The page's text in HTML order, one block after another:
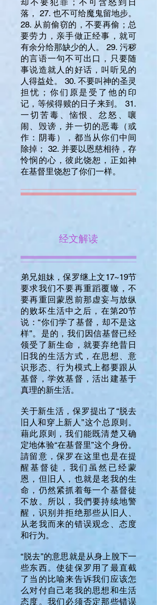
却不要犯罪；不可含怒到日
落， 27. 也不可给魔鬼留地步。
28. 从前偷窃的，不要再偷；总
要劳力，亲手做正经事，就可
有余分给那缺少的人。 29. 污秽
的言语一句不可出口，只要随
事说造就人的好话，叫听见的
人得益处。 30. 不要叫神的圣灵
担忧；你们原是受了他的印
记，等候得赎的日子来到。 31.
一切苦毒、恼恨、忿怒、嚷
闹、毁谤，并一切的恶毒（或
作：阴毒），都当从你们中间
除掉； 32. 并要以恩慈相待，存
怜悯的心，彼此饶恕，正如神
在基督里饶恕了你们一样。
经文解读
弟兄姐妹，保罗继上文17~19节
要求我们不要再重蹈覆辙，不
要再重回蒙恩前那虚妄与放纵
的败坏生活中之后，在第20节
说：“你们学了基督，却不是这
样”。是的，我们因信基督已经
领受了新生命，就要弃绝昔日
旧我的生活方式，在思想、意
识形态、行为模式上都要跟从
基督，学效基督，活出建基于
真理的新生活。
关于新生活，保罗提出了“脱去
旧人和穿上新人”这个总原则。
藉此原则，我们能既清楚又确
定地体验“在基督里”这个身份。
請留意，保罗在这里也是在提
醒基督徒，我们虽然已经蒙
恩，但旧人，也就是老我的生
命，仍然紧抓着每一个基督徒
不放。所以，我們要持续地警
醒，识别并拒绝那些从旧人、
从老我而来的错误观念、态度
和行为。
“脱去”的意思就是从身上脫下一
些东西。使徒保罗用了最直截
了当的比喻来告诉我们应该怎
么对付自己老我的思想和生活
态度。我们必须否定那些错误